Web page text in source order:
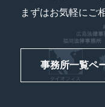
まずはお気軽にご
事務所一覧ペ